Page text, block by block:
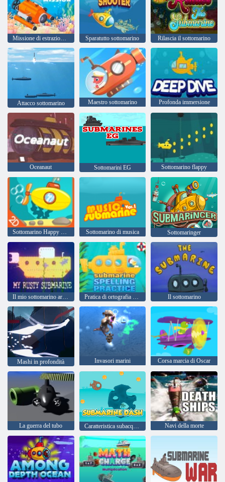
Missione di estrazione del sottomarino Sparatutto sottomarino Rilascia il sottomarino
Attacco sottomarino Maestro sottomarino Profonda immersione
Oceanaut Sottomarini EG Sottomarino flappy
Sottomarino Happy Dive Sottomarino di musica Sottomaringer
Il sottomarino
Mashi in profondità Invasori marini Corsa marcia di Oscar
La guerra del tubo Caratteristica subacquea Navi della morte